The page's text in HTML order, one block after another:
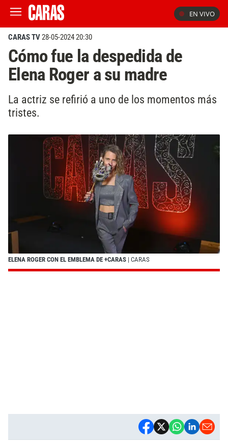
EN VIVO
CARAS TV28-05-2024 20:30
Cómo fue la despedida de
Elena Roger a su madre
La actriz se refirió a uno de los momentos más
tristes.
ELENA ROGER CON EL EMBLEMA DE +CARAS | CARAS